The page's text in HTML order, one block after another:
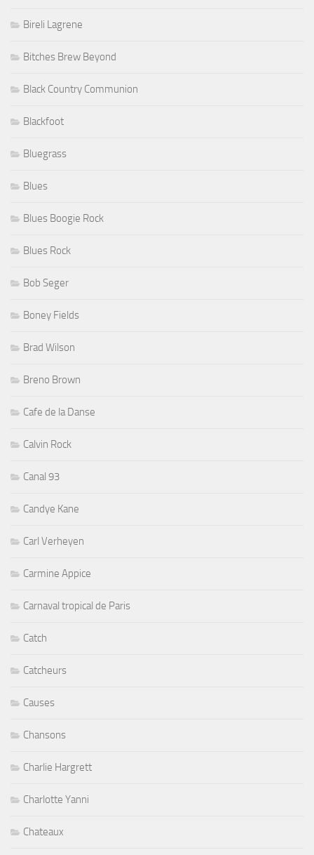
Bireli Lagrene
Bitches Brew Beyond
Black Country Communion
Blackfoot
Bluegrass
Blues
Blues Boogie Rock
Blues Rock
Bob Seger
Boney Fields
Brad Wilson
Breno Brown
Cafe de la Danse
Calvin Rock
Canal 93
Candye Kane
Carl Verheyen
Carmine Appice
Carnaval tropical de Paris
Catch
Catcheurs
Causes
Chansons
Charlie Hargrett
Charlotte Yanni
Chateaux